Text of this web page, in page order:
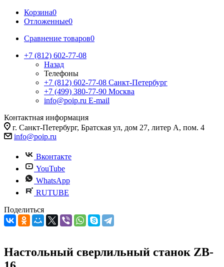
Корзина0
Отложенные0
Сравнение товаров0
+7 (812) 602-77-08
Назад
Телефоны
+7 (812) 602-77-08 Санкт-Петербург
+7 (499) 380-77-90 Москва
info@poip.ru E-mail
Контактная информация
г. Санкт-Петербург, Братская ул, дом 27, литер А, пом. 4
info@poip.ru
Вконтакте
YouTube
WhatsApp
RUTUBE
Поделиться
Настольный сверлильный станок ZB-